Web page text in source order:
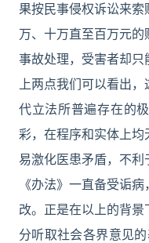
果按民事侵权诉讼来
万、十万直至百万元
事故处理，受害者却
上两点我们可以看出
代立法所普遍存在的
彩，在程序和实体上
易激化医患矛盾，不
《办法》一直备受诟
改。正是在以上的背
分听取社会各界意见